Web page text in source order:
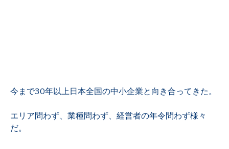
今まで30年以上日本全国の中小企業と向き合ってきた。
エリア問わず、業種問わず、経営者の年令問わず様々
だ。